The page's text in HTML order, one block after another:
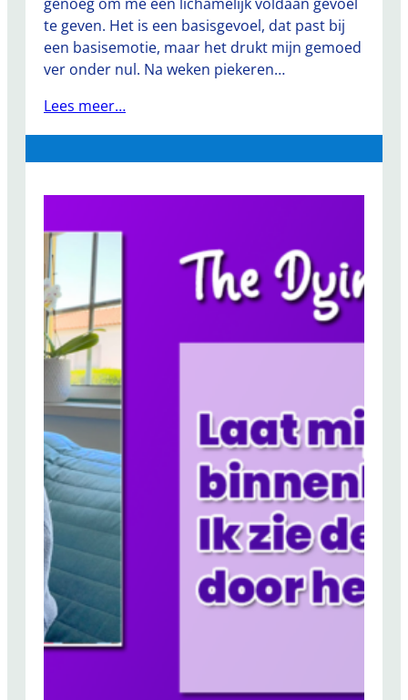
te geven. Het is een basisgevoel, dat past bij
een basisemotie, maar het drukt mijn gemoed
ver onder nul. Na weken piekeren…
Lees meer…